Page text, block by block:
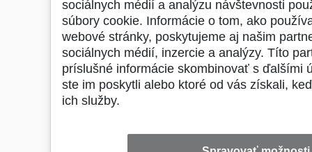
sociálnych médií a analýzu návštevnosti
súbory cookie. Informácie o tom, ako
webové stránky, poskytujeme aj našim
sociálnych médií, inzercie a analýzy. Títo
príslušné informácie skombinovať s ďalšími
ste im poskytli alebo ktoré od vás získali,
ich služby.